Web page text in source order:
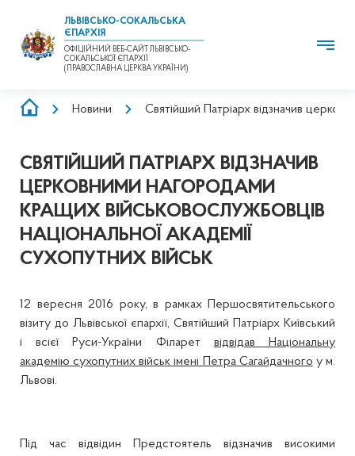
ЛЬВІВСЬКО-СОКАЛЬСЬКА
ЄПАРХІЯ
ОФІЦІЙНИЙ ВЕБ-САЙТ ЛЬВІВСЬКО-
СОКАЛЬСЬКОЇ ЄПАРХІЇ
(ПРАВОСЛАВНА ЦЕРКВА УКРАЇНИ)
РЯДОК
Новини Святійший Патріарх відзначив
СВЯТІЙШИЙ ПАТРІАРХ ВІДЗНАЧИВ
ЦЕРКОВНИМИ НАГОРОДАМИ
КРАЩИХ ВІЙСЬКОВОСЛУЖБОВЦІВ
НАЦІОНАЛЬНОЇ АКАДЕМІЇ
СУХОПУТНИХ ВІЙСЬК
12 вересня 2016 року, в рамках Першосвятительського
візиту до Львівської єпархії, Святійший Патріарх Київський
і всієї Руси-України Філарет відвідав Національну
академію сухопутних військ імені Петра Сагайдачного у м.
Львові.
Під час відвідин Предстоятель відзначив високими